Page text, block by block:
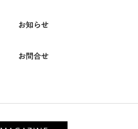
お知らせ
お問合せ